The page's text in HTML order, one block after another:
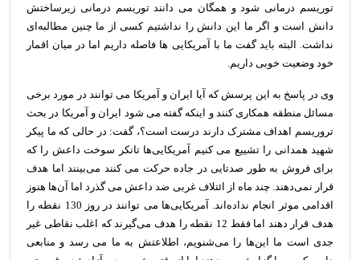
توریسم درمانی شود و همگان می دانند توریسم درمانی زیرساختش
دانش است و اگر ما این دانش را نداشتیم کسی از ما چنین مطالبه‌ای
نداشت. البته باید گفت ما با آمریکایی ها فاصله داریم اما در میان اقمار
خود وضعیت خوبی داریم.
وی در پاسخ به این پرسش که آیا ایران و آمریکا می توانند در مورد برخی
مسائل منطقه همکاری کنند و اینکه گفته می شود ایران و آمریکا در بحث
تروریسم اهداف مشترک دارند درست است؟، گفت: در حالی که ما پیکر
شهید همدانی را تشییع می کنیم آمریکایی‌ها تانکر سوخت داعش را که
برای فروش به طور صدتایی در جاده حرکت می کنند می‌بینند اما هدف
قرار نمی‌دهند. چند ماه از ائتلاف غربی ضد داعش می گذرد اما آن‌ها هنوز
اقدامی موثر انجام نداده‌اند. آمریکایی‌ها می توانند در روز 130 نقطه را
هدف قرار دهند اما فقط 12 نقطه را هدف می‌گیرند که اغلب نقاطی غیر
جدی است ما این‌ها را می‌شنویم، اطلاعتش به ما می رسد و منابعی